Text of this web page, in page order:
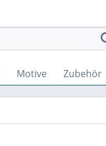
Motive Zubehör